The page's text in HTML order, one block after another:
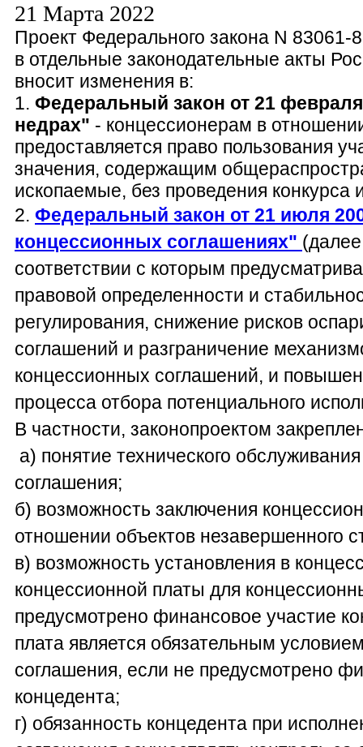
21 Марта 2022
Проект Федерального закона N
в отдельные законодательные акты
вносит изменения в:
1. Федеральный закон от 21 февраля
недрах" - концессионерам в
предоставляется право пользования
значения, содержащим
ископаемые, без проведения конкурса
2. Федеральный закон от 21 июля
концессионных соглашениях"
соответствии с которым
правовой определенности и
регулирования, снижение рисков
соглашений и разграничение
концессионных соглашений, и
процесса отбора потенциального
В частности, законопроектом
а) понятие технического
соглашения;
б) возможность заключения
отношении объектов незавершенного
в) возможность установления в
концессионной платы для
предусмотрено финансовое участие
плата является обязательным
соглашения, если не предусмотрено
концедента;
г) обязанность концедента при